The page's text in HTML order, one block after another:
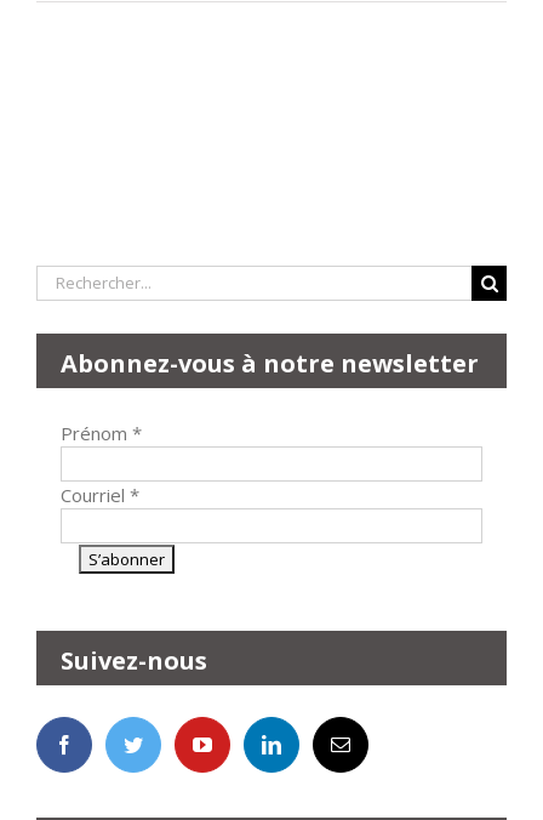
Rechercher:
Abonnez-vous à notre newsletter
Prénom *
Courriel *
Suivez-nous